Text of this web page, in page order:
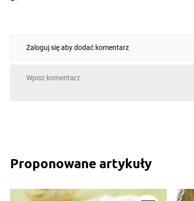
Zaloguj się aby dodać komentarz
Proponowane artykuły